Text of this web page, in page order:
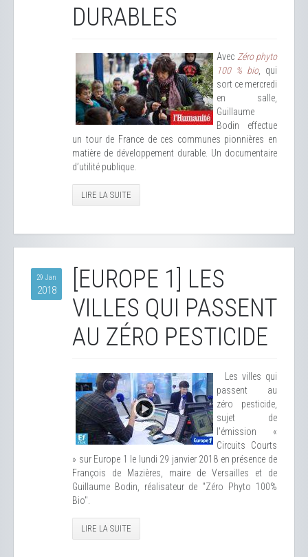
DURABLES
Avec Zéro phyto
100 % bio, qui
sort ce mercredi
en salle,
Guillaume
Bodin effectue
un tour de France de ces communes pionnières en
matière de développement durable. Un documentaire
d’utilité publique.
LIRE LA SUITE
29 Jan
2018
[EUROPE 1] LES
VILLES QUI PASSENT
AU ZÉRO PESTICIDE
Les villes qui
passent au
zéro pesticide,
sujet de
l'émission «
Circuits Courts
» sur Europe 1 le lundi 29 janvier 2018 en présence de
François de Mazières, maire de Versailles et de
Guillaume Bodin, réalisateur de "Zéro Phyto 100%
Bio".
LIRE LA SUITE